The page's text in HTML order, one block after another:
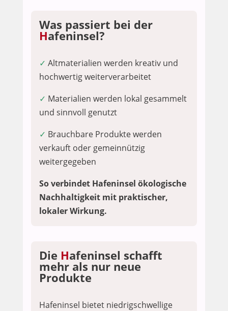
Was passiert bei der
Hafeninsel?
✓ Altmaterialien werden kreativ und
hochwertig weiterverarbeitet
✓ Materialien werden lokal gesammelt
und sinnvoll genutzt
✓ Brauchbare Produkte werden
verkauft oder gemeinnützig
weitergegeben
So verbindet Hafeninsel ökologische
Nachhaltigkeit mit praktischer,
lokaler Wirkung.
Die Hafeninsel schafft
mehr als nur neue
Produkte
Hafeninsel bietet niedrigschwellige